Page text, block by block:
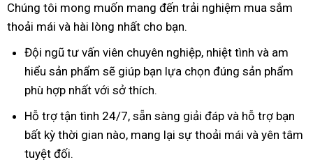
Chúng tôi mong muốn mang đến trải nghiệm mua sắm
thoải mái và hài lòng nhất cho bạn.
Đội ngũ tư vấn viên chuyên nghiệp, nhiệt tình và am
hiểu sản phẩm sẽ giúp bạn lựa chọn đúng sản phẩm
phù hợp nhất với sở thích.
Hỗ trợ tận tình 24/7, sẵn sàng giải đáp và hỗ trợ bạn
bất kỳ thời gian nào, mang lại sự thoải mái và yên tâm
tuyệt đối.